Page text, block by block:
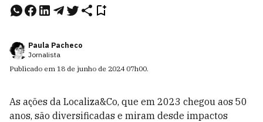
Paula Pacheco
Jornalista
Publicado em 18 de junho de 2024 07h00.
As ações da Localiza&Co, que em 2023 chegou aos 50
anos, são diversificadas e miram desde impactos